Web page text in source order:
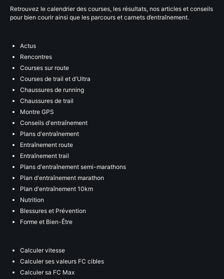
Retrouvez le calendrier des courses, les résultats, nos articles et conseils
pour bien courir ainsi que les parcours et carnets d’entraînement.
Actus
Rencontres
Courses sur route
Courses de trail et d'Ultra
Chaussures de running
Chaussures de trail
Montre GPS
Conseils d'entraînement
Plans d'entraînement
Entraînement route
Entraînement trail
Plans d'entraînement semi-marathons
Plan d'entraînement marathon
Plan d'entraînement 10km
Nutrition
Blessures et Prévention
Forme et Bien-Être
Calculer vitesse
Calculer ses valeurs FC cibles
Calculer sa FC Max